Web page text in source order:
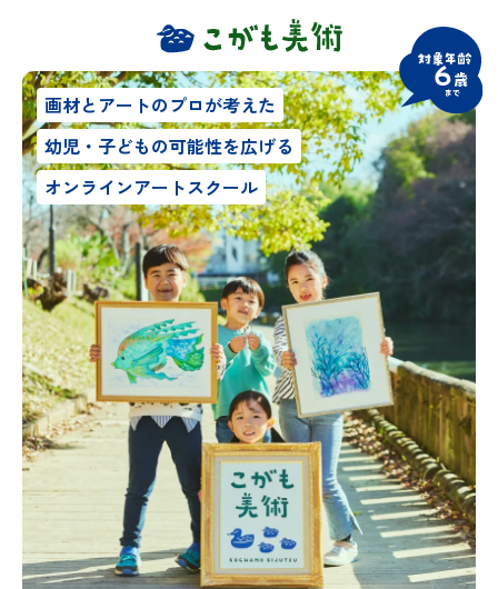
画材とアートのプロが考えた
幼児・子どもの可能性を広げる
オンラインアートスクール